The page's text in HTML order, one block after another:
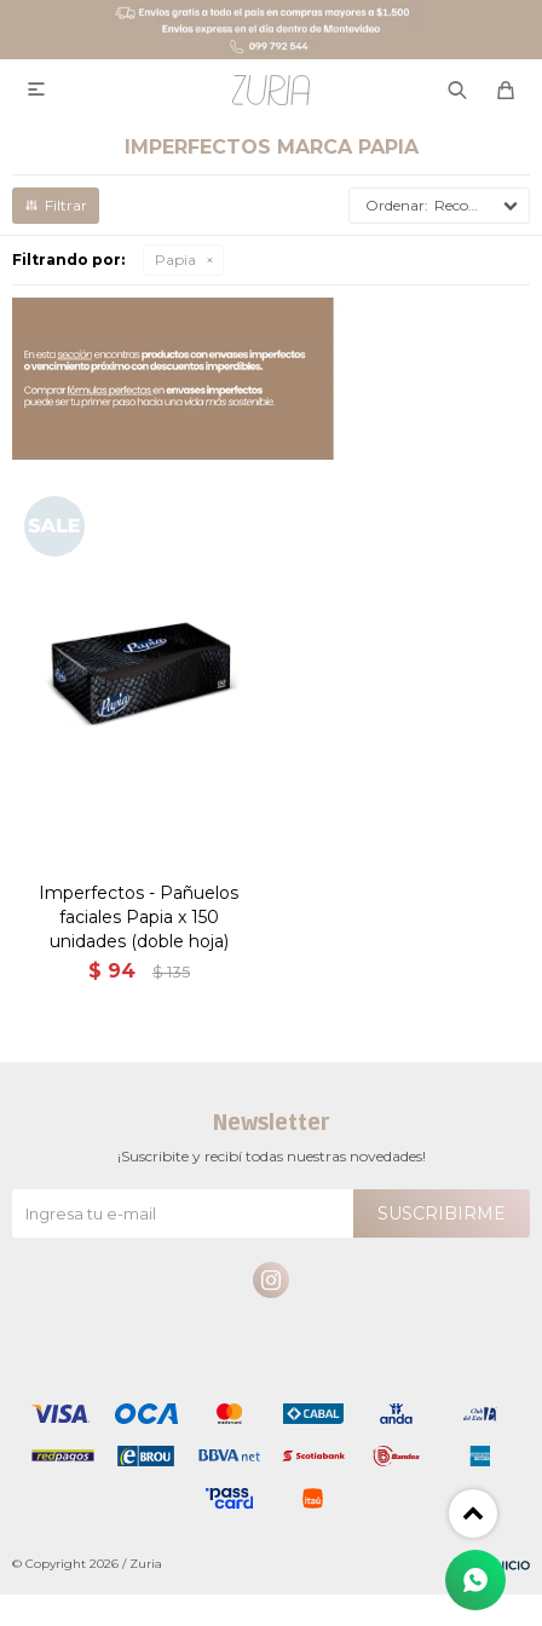

IMPERFECTOS MARCA PAPIA
Recomendados
Filtrando por: Papia
Imperfectos - Pañuelos
faciales Papia x 150
unidades (doble hoja)
$ 94 $ 135
Newsletter
¡Suscribite y recibí todas nuestras novedades!
SUSCRIBIRME

© Copyright 2026 / Zuria